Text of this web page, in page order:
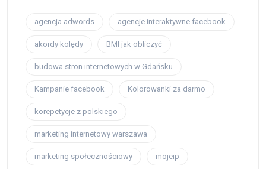
agencja adwords agencje interaktywne facebook
akordy kolędy BMI jak obliczyć
budowa stron internetowych w Gdańsku
Kampanie facebook Kolorowanki za darmo
korepetycje z polskiego
marketing internetowy warszawa
marketing społecznościowy mojeip